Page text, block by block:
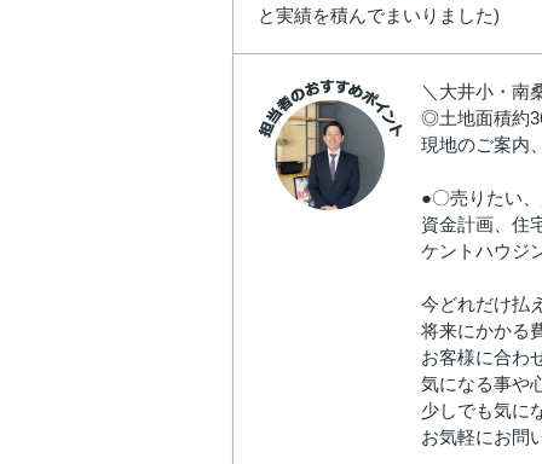
と実績を積んでまいりました)
＼大井小・南
◎土地面積約
現地のご案内
●〇売りたい
資金計画、住
ケントハウジ
今どれだけ払
将来にかかる
お客様に合わ
気になる事や
少しでも気に
お気軽にお問